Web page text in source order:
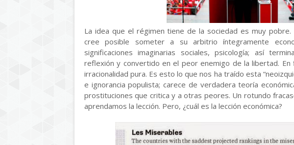
La idea que el régimen tiene de la sociedad es muy pobre.
cree posible someter a su arbitrio íntegramente
significaciones imaginarias sociales, psicología; así
reflexión y convertido en el peor enemigo de la libertad. En
irracionalidad pura. Es esto lo que nos ha traído esta
e ignorancia populista; carece de verdadera teoría
prostituciones que critica y a otras peores. Un rotundo
aprendamos la lección. Pero, ¿cuál es la lección económica?